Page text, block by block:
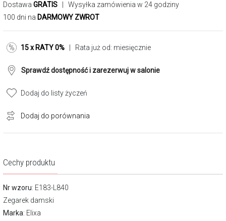
Cechy produktu
Nr wzoru: E183-L840
Zegarek damski
Marka: Elixa
Dostawa GRATIS | Wysyłka zamówienia w 24 godziny
100 dni na DARMOWY ZWROT
15 x RATY 0% | Rata już od: miesięcznie
Sprawdź dostępność i zarezerwuj w salonie
Dodaj do listy życzeń
Dodaj do porównania